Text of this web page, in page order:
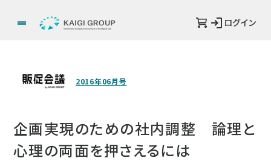
ログイン
2016年06月号
企画実現のための社内調整 論理と
心理の両面を押さえるには